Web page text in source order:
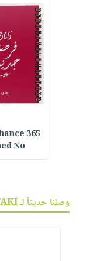
No
وصلنا حديثاً لـ ANTAKI :